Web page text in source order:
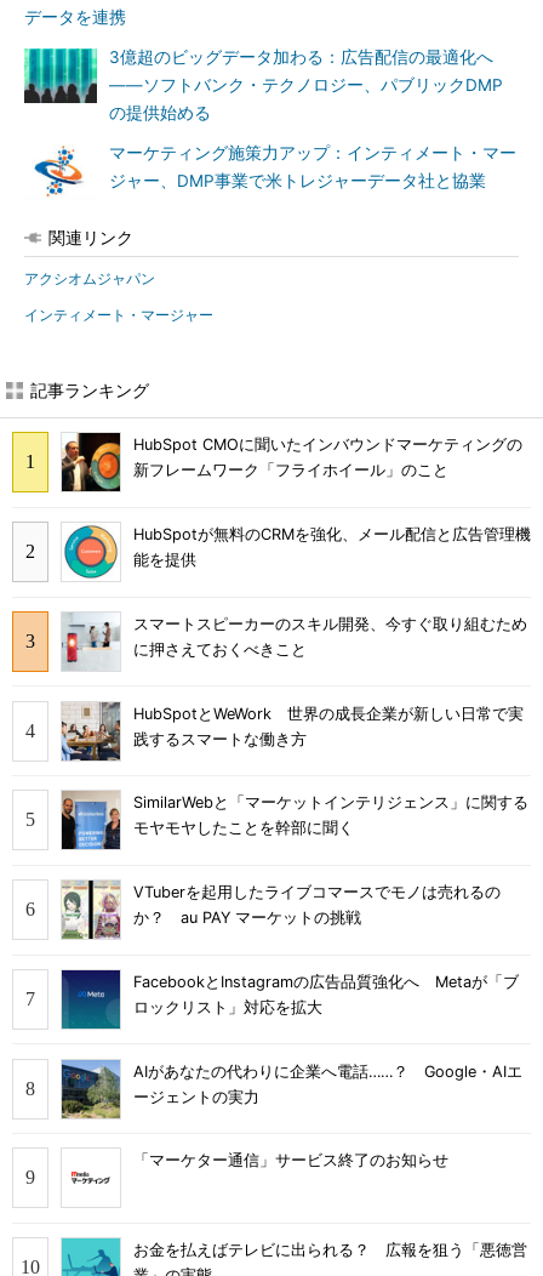
データを連携
3億超のビッグデータ加わる：広告配信の最適化へ
――ソフトバンク・テクノロジー、パブリックDMP
の提供始める
マーケティング施策力アップ：インティメート・マー
ジャー、DMP事業で米トレジャーデータ社と協業
関連リンク
アクシオムジャパン
インティメート・マージャー
記事ランキング
HubSpot CMOに聞いたインバウンドマーケティングの
新フレームワーク「フライホイール」のこと
HubSpotが無料のCRMを強化、メール配信と広告管理機
能を提供
スマートスピーカーのスキル開発、今すぐ取り組むため
に押さえておくべきこと
HubSpotとWeWork 世界の成長企業が新しい日常で実
践するスマートな働き方
SimilarWebと「マーケットインテリジェンス」に関する
モヤモヤしたことを幹部に聞く
VTuberを起用したライブコマースでモノは売れるの
か？ au PAY マーケットの挑戦
FacebookとInstagramの広告品質強化へ Metaが「ブ
ロックリスト」対応を拡大
AIがあなたの代わりに企業へ電話……？ Google・AIエ
ージェントの実力
「マーケター通信」サービス終了のお知らせ
お金を払えばテレビに出られる？ 広報を狙う「悪徳営